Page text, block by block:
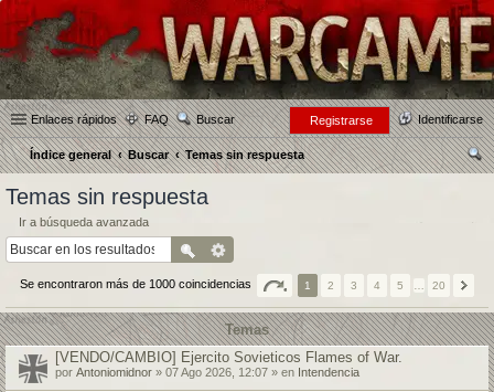
Enlaces rápidos FAQ Buscar Identificarse
Registrarse
Índice general Buscar
Temas sin respuesta
Temas sin respuesta
Ir a búsqueda avanzada
Se encontraron más de 1000 coincidencias 1 2 3 4 5 20
Temas
[VENDO/CAMBIO] Ejercito Sovieticos Flames of War.
por Antoniomidnor » 07 Ago 2026, 12:07 » en Intendencia